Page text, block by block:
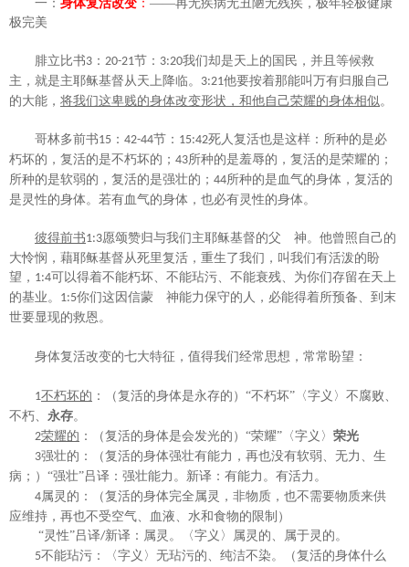
一： 身体复活改变 ： ——再无疾病无丑陋无残疾，极年轻极健康
极完美
腓立比书3 ： 20-21节： 3:20我们却是天上的国民，并且等候救
主，就是主耶稣基督从天上降临。 3:21他要按着那能叫万有归服自己
的大能， 将我们这卑贱的身体改变形状，和他自己荣耀的身体相似。
哥林多前书15 ： 42-44节： 15:42死人复活也是这样：所种的是必
朽坏的，复活的是不朽坏的； 43所种的是羞辱的，复活的是荣耀的；
所种的是软弱的，复活的是强壮的； 44所种的是血气的身体，复活的
是灵性的身体。若有血气的身体，也必有灵性的身体。
彼得前书1:3愿颂赞归与我们主耶稣基督的父 神。他曾照自己的
大怜悯，藉耶稣基督从死里复活，重生了我们，叫我们有活泼的盼
望， 1:4可以得着不能朽坏、不能玷污、不能衰残、为你们存留在天上
的基业。 1:5你们这因信蒙 神能力保守的人，必能得着所预备、到末
世要显现的救恩。
身体复活改变的七大特征，值得我们经常思想，常常盼望：
1不朽坏的 ：（复活的身体是永存的） “不朽坏” 〈字义〉不腐败、
不朽、 永存。
2荣耀的 ：（复活的身体是会发光的） “荣耀” 〈字义〉 荣光
3强壮的：（复活的身体强壮有能力，再也没有软弱、无力、生
病；）“强壮”吕译：强壮能力。新译：有能力。有活力 。
4属灵的：（复活的身体完全属灵，非物质，也不需要物质来供
应维持，再也不受空气、血液、水和食物的限制）
“灵性”吕译/新译：属灵。 〈字义〉属灵的、属于灵的。
5不能玷污： 〈字义〉无玷污的、纯洁不染。（复活的身体什么